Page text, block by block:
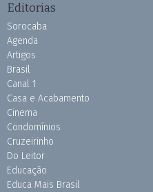
Editorias
Sorocaba
Agenda
Artigos
Brasil
Canal 1
Casa e Acabamento
Cinema
Condomínios
Cruzeirinho
Do Leitor
Educação
Educa Mais Brasil